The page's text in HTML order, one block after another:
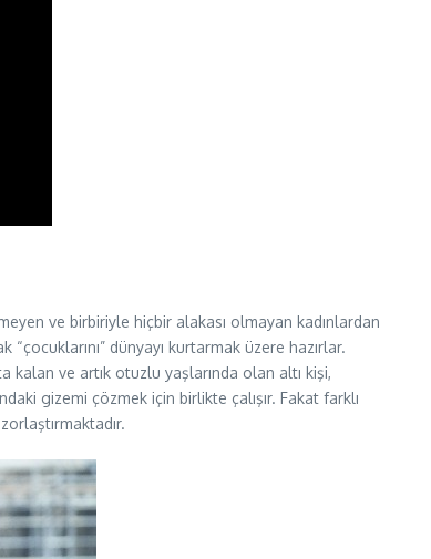
ve birbiriyle hiçbir alakası olmayan kadınlardan
dünyayı kurtarmak üzere hazırlar.
kalan ve artık otuzlu yaşlarında olan altı kişi,
gizemi çözmek için birlikte çalışır. Fakat farklı